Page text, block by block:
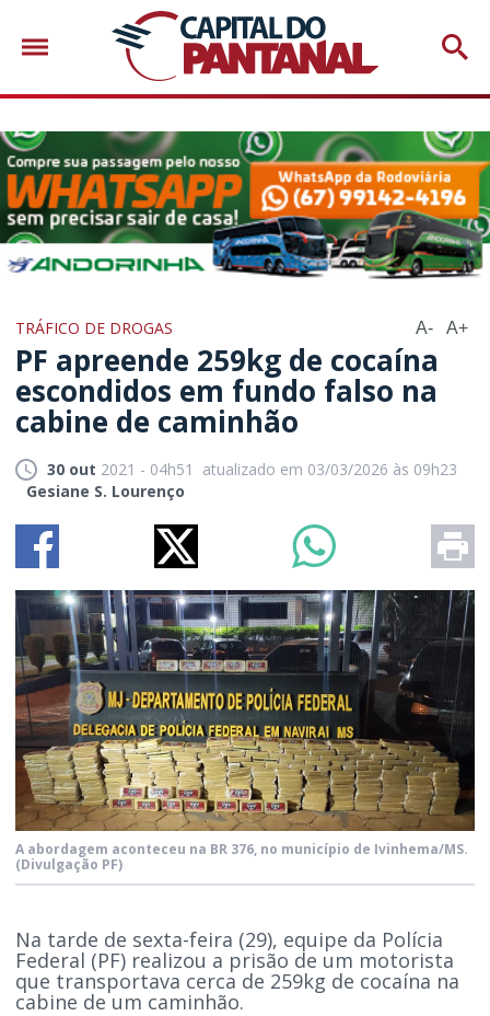
TRÁFICO DE DROGAS A- A+
PF apreende 259kg de cocaína
escondidos em fundo falso na
cabine de caminhão
30 out 2021 - 04h51
atualizado em 03/03/2026 às 09h23
Gesiane S. Lourenço
A abordagem aconteceu na BR 376, no município de Ivinhema/MS.
(Divulgação PF)
Na tarde de sexta-feira (29), equipe da Polícia
Federal (PF) realizou a prisão de um motorista
que transportava cerca de 259kg de cocaína na
cabine de um caminhão.